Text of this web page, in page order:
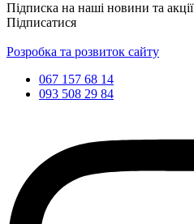
Підписка на наші новини та акції
Підписатися
Розробка та розвиток сайту
067 157 68 14
093 508 29 84